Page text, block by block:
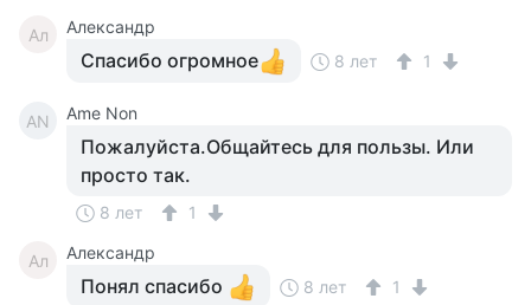
Ал Александр
Спасибо огромное 8 лет 1
AN Ame Non
Пожалуйста.Общайтесь для пользы. Или
просто так.
8 лет 1
Ал Александр
Понял спасибо 8 лет 1